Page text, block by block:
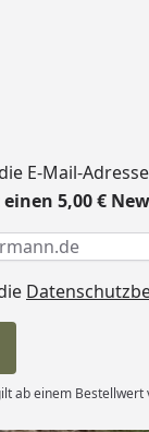
E-Mail-
5,00 €
erforderlich
ab einem Bestellwert